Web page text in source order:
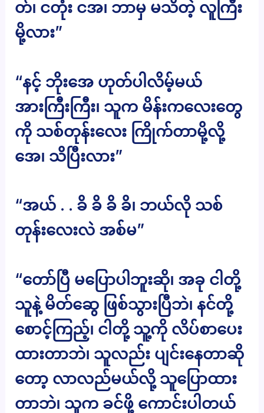
တ်၊ ငတုံး ငအ၊ ဘာမှ မသိတဲ့ လူကြီး
မို့လား”
“နင့် ဘိုးအေ ဟုတ်ပါလိမ့်မယ်
အားကြီးကြီး၊ သူက မိန်းကလေးတွေ
ကို သစ်တုန်းလေး ကြိုက်တာမို့လို့
အေ၊ သိပြီးလား”
“အယ် . . ခိ ခိ ခိ ခိ၊ ဘယ်လို သစ်
တုန်းလေးလဲ အစ်မ”
“တော်ပြီ မပြောပါဘူးဆို၊ အခု ငါတို့
သူနဲ့ မိတ်ဆွေ ဖြစ်သွားပြီဘဲ၊ နင်တို့
စောင့်ကြည့်၊ ငါတို့ သူ့ကို လိပ်စာပေး
ထားတာဘဲ၊ သူလည်း ပျင်းနေတာဆို
တော့ လာလည်မယ်လို့ သူပြောထား
တာဘဲ၊ သူက ခင်ဖို့ ကောင်းပါတယ်